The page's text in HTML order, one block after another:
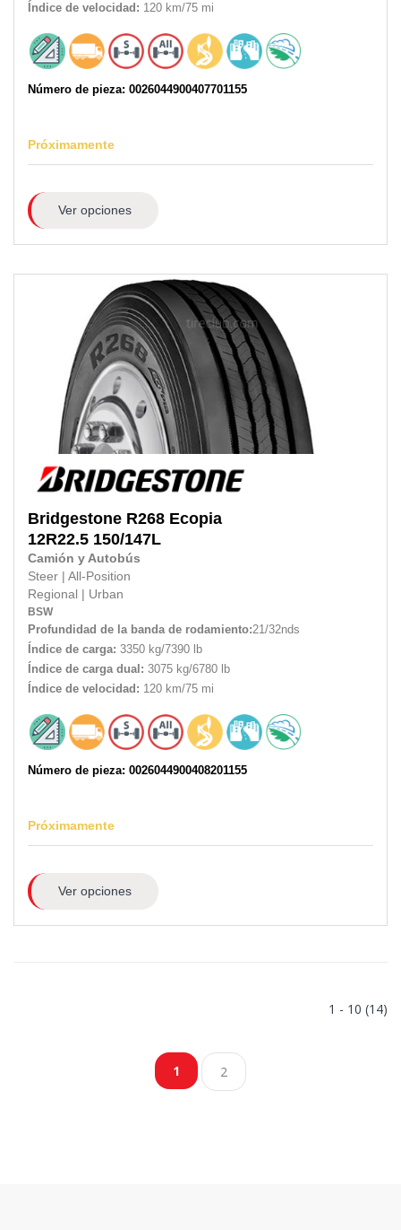
Índice de velocidad: 120 km/75 mi
Número de pieza: 0026044900407701155
Próximamente
Ver opciones
Bridgestone R268 Ecopia
12R22.5 150/147L
Camión y Autobús
Steer
All-Position
Regional
Urban
BSW
Profundidad de la banda de rodamiento:21/32nds
Índice de carga: 3350 kg/7390 lb
Índice de carga dual: 3075 kg/6780 lb
Índice de velocidad: 120 km/75 mi
Número de pieza: 0026044900408201155
Próximamente
Ver opciones
1 - 10 (14)
1 2